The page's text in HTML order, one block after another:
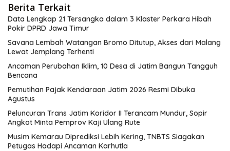
Berita Terkait
Data Lengkap 21 Tersangka dalam 3 Klaster Perkara Hibah
Pokir DPRD Jawa Timur
Savana Lembah Watangan Bromo Ditutup, Akses dari Malang
Lewat Jemplang Terhenti
Ancaman Perubahan Iklim, 10 Desa di Jatim Bangun Tangguh
Bencana
Pemutihan Pajak Kendaraan Jatim 2026 Resmi Dibuka
Agustus
Peluncuran Trans Jatim Koridor II Terancam Mundur, Sopir
Angkot Minta Pemprov Kaji Ulang Rute
Musim Kemarau Diprediksi Lebih Kering, TNBTS Siagakan
Petugas Hadapi Ancaman Karhutla